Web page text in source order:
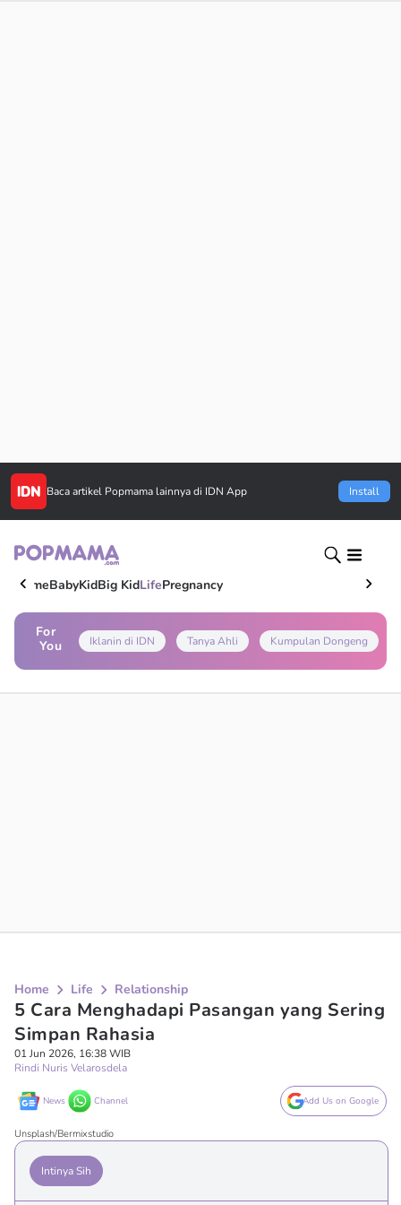
Baca artikel Popmama lainnya di IDN App Install
HomeBabyKidBig KidLifePregnancy
For
You
Iklanin di IDN Tanya Ahli Kumpulan Dongeng
Home Life Relationship
5 Cara Menghadapi Pasangan yang Sering
Simpan Rahasia
01 Jun 2026, 16:38 WIB
Rindi Nuris Velarosdela
News Channel Add Us on Google
Unsplash/Bermixstudio
Intinya Sih